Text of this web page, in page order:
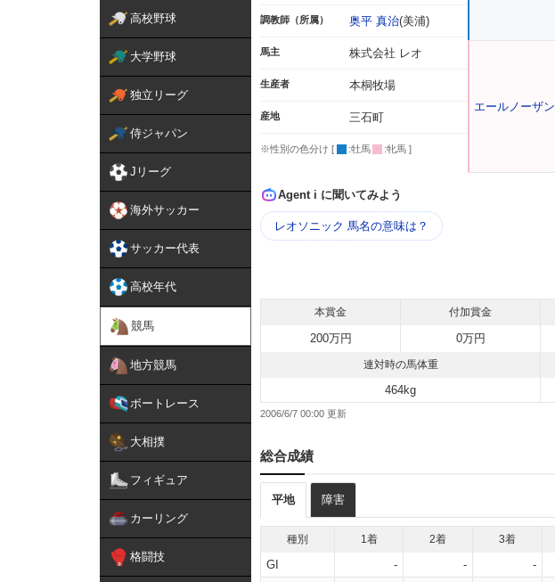
高校野球
大学野球
独立リーグ
侍ジャパン
Jリーグ
海外サッカー
サッカー代表
高校年代
競馬
地方競馬
ボートレース
大相撲
フィギュア
カーリング
格闘技
調教師（所属） 奥平 真治(美浦)
馬主 株式会社 レオ
生産者 本桐牧場
産地 三石町
※性別の色分け [ :牡馬 :牝馬 ]
エールノーザン
Agent i に聞いてみよう
レオソニック 馬名の意味は？
本賞金 付加賞金
200万円 0万円
連対時の馬体重
464kg
2006/6/7 00:00
総合成績
平地 障害
種別 1着 2着 3着
GI - - -